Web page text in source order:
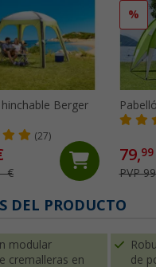
Berger
(27)
€
%
79,99
PVP
DEL PRODUCTO
modular
cremalleras en
de